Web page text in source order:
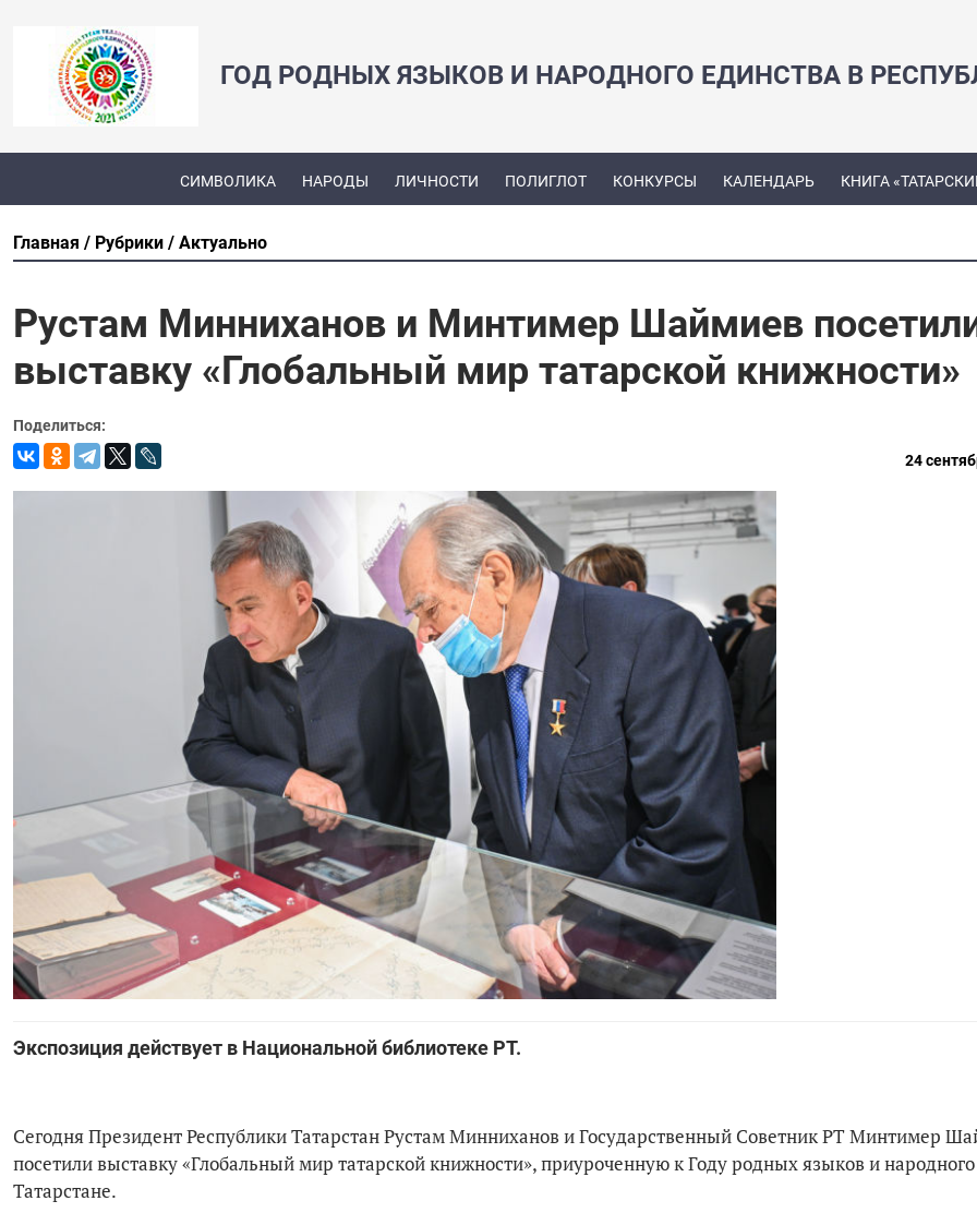
ГОД РОДНЫХ ЯЗЫКОВ И НАРОДНОГО ЕДИНСТВА В
СИМВОЛИКА НАРОДЫ ЛИЧНОСТИ ПОЛИГЛОТ КОНКУРСЫ КАЛЕНДАРЬ КНИГА
Главная Рубрики Актуально
Рустам Минниханов и Минтимер Шаймиев
выставку «Глобальный мир татарской книжности»
Поделиться:
24
Экспозиция действует в Национальной библиотеке РТ.
Сегодня Президент Республики Татарстан Рустам Минниханов и Государственный Советник РТ Минтимер
посетили выставку «Глобальный мир татарской книжности», приуроченную к Году родных языков и
Татарстане.